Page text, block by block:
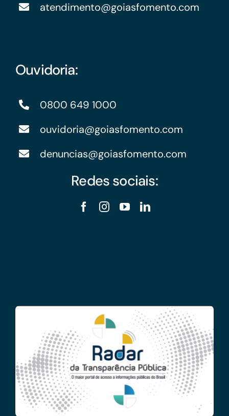
atendimento@goiasfomento.com
Ouvidoria:
0800 649 1000
ouvidoria@goiasfomento.com
denuncias@goiasfomento.com
Redes sociais: